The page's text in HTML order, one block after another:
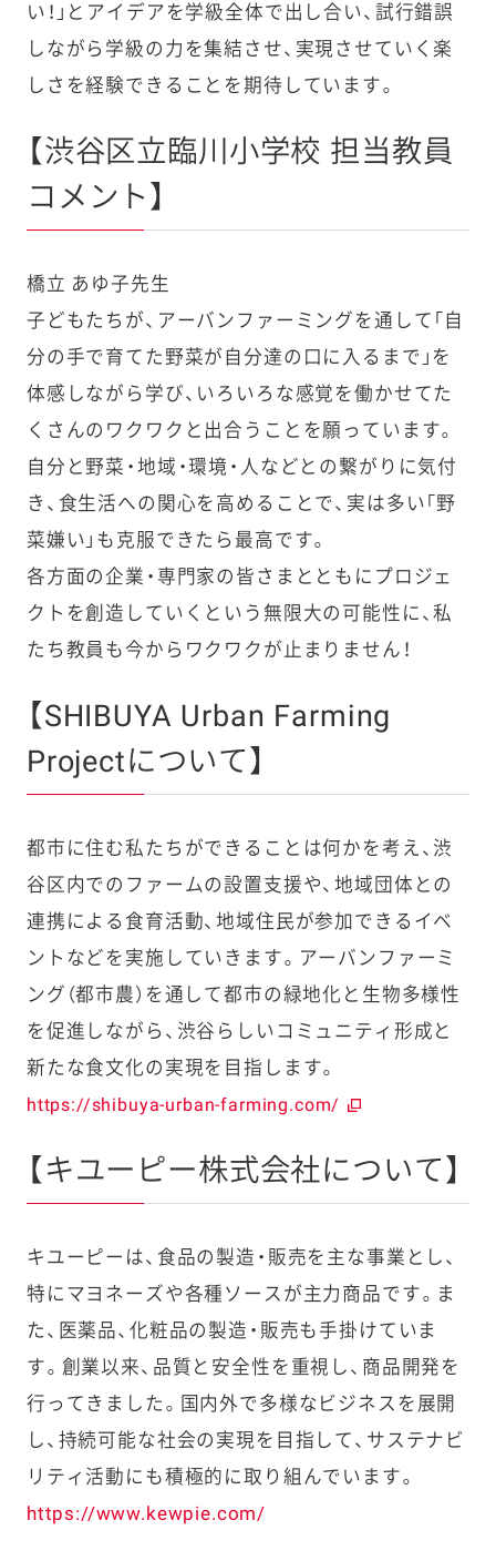
い！」とアイデアを学級全体で出し合い、試行錯誤
しながら学級の力を集結させ、実現させていく楽
しさを経験できることを期待しています。
【渋谷区立臨川小学校 担当教員
コメント】
橋立 あゆ子先生
子どもたちが、アーバンファーミングを通して「自
分の手で育てた野菜が自分達の口に入るまで」を
体感しながら学び、いろいろな感覚を働かせてた
くさんのワクワクと出合うことを願っています。
自分と野菜・地域・環境・人などとの繋がりに気付
き、食生活への関心を高めることで、実は多い「野
菜嫌い」も克服できたら最高です。
各方面の企業・専門家の皆さまとともにプロジェ
クトを創造していくという無限大の可能性に、私
たち教員も今からワクワクが止まりません！
【SHIBUYA Urban Farming
Projectについて】
都市に住む私たちができることは何かを考え、渋
谷区内でのファームの設置支援や、地域団体との
連携による食育活動、地域住民が参加できるイベ
ントなどを実施していきます。アーバンファーミ
ング（都市農）を通して都市の緑地化と生物多様性
を促進しながら、渋谷らしいコミュニティ形成と
新たな食文化の実現を目指します。
https://shibuya-urban-farming.com/
【キユーピー株式会社について】
キユーピーは、食品の製造・販売を主な事業とし、
特にマヨネーズや各種ソースが主力商品です。ま
た、医薬品、化粧品の製造・販売も手掛けていま
す。創業以来、品質と安全性を重視し、商品開発を
行ってきました。国内外で多様なビジネスを展開
し、持続可能な社会の実現を目指して、サステナビ
リティ活動にも積極的に取り組んでいます。
https://www.kewpie.com/